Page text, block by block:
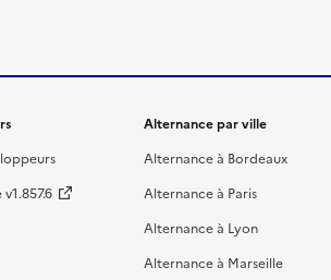
Alternance par ville
Alternance à Bordeaux
Alternance à Paris
Alternance à Lyon
Alternance à Marseille